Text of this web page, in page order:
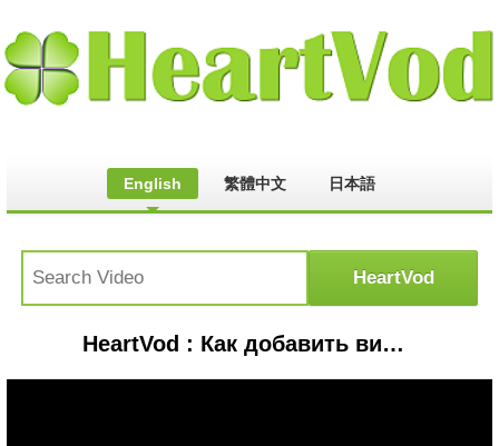
English 繁體中文 日本語
HeartVod : Как добавить видео на YouTube не нарушая авторские права